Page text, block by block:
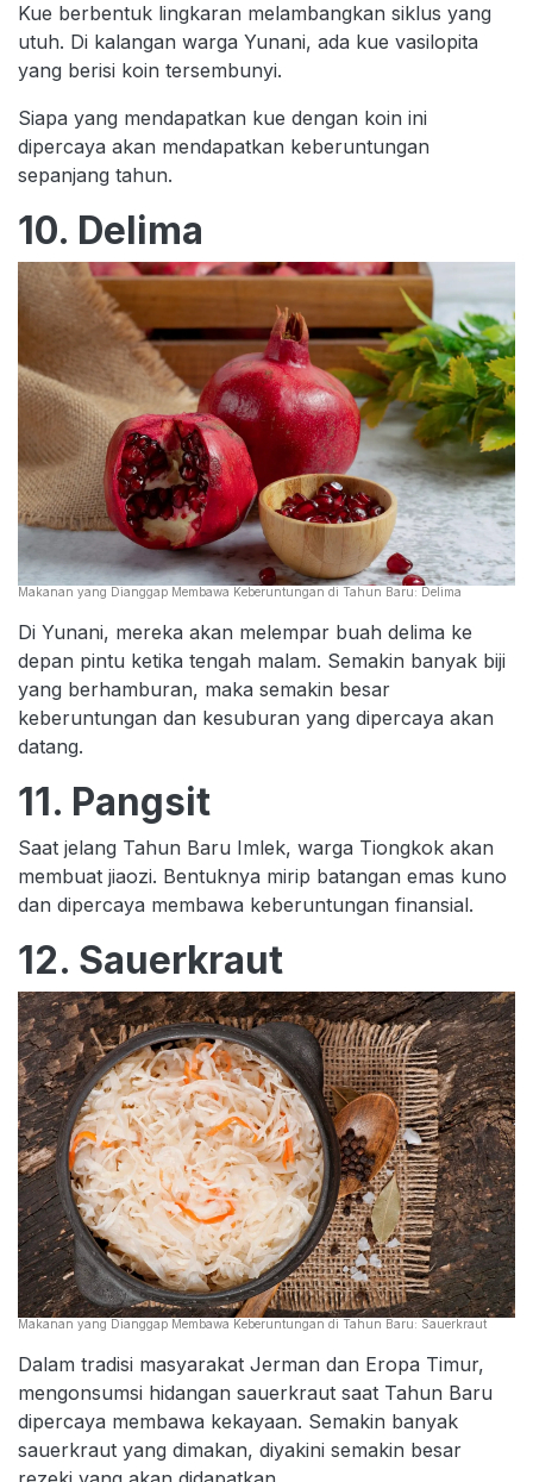
Kue berbentuk lingkaran melambangkan siklus yang
utuh. Di kalangan warga Yunani, ada kue vasilopita
yang berisi koin tersembunyi.
Siapa yang mendapatkan kue dengan koin ini
dipercaya akan mendapatkan keberuntungan
sepanjang tahun.
10. Delima
Makanan yang Dianggap Membawa Keberuntungan di Tahun Baru: Delima
Di Yunani, mereka akan melempar buah delima ke
depan pintu ketika tengah malam. Semakin banyak biji
yang berhamburan, maka semakin besar
keberuntungan dan kesuburan yang dipercaya akan
datang.
11. Pangsit
Saat jelang Tahun Baru Imlek, warga Tiongkok akan
membuat jiaozi. Bentuknya mirip batangan emas kuno
dan dipercaya membawa keberuntungan finansial.
12. Sauerkraut
Makanan yang Dianggap Membawa Keberuntungan di Tahun Baru: Sauerkraut
Dalam tradisi masyarakat Jerman dan Eropa Timur,
mengonsumsi hidangan sauerkraut saat Tahun Baru
dipercaya membawa kekayaan. Semakin banyak
sauerkraut yang dimakan, diyakini semakin besar